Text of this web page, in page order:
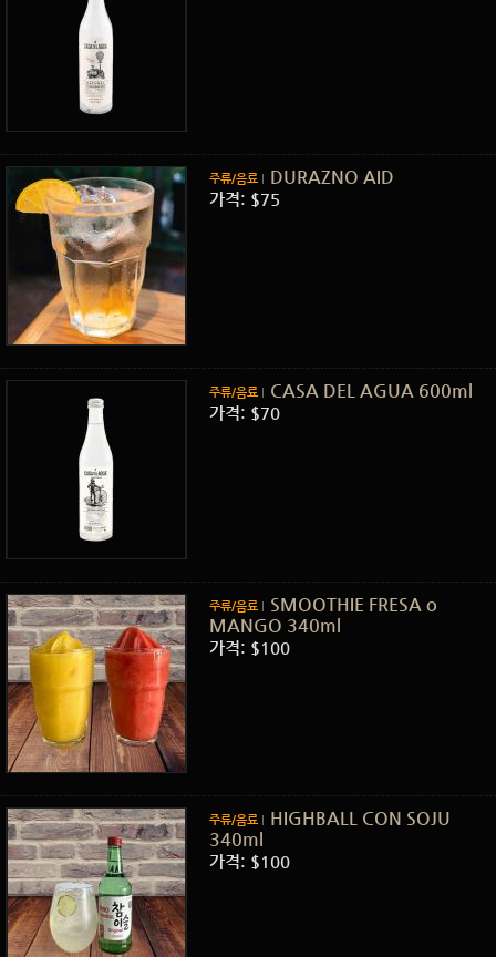
주류/음료 DURAZNO AID
가격: $75
주류/음료 CASA DEL AGUA 600ml
가격: $70
주류/음료
SMOOTHIE FRESA o
MANGO 340ml
가격: $100
주류/음료
HIGHBALL CON SOJU
340ml
가격: $100